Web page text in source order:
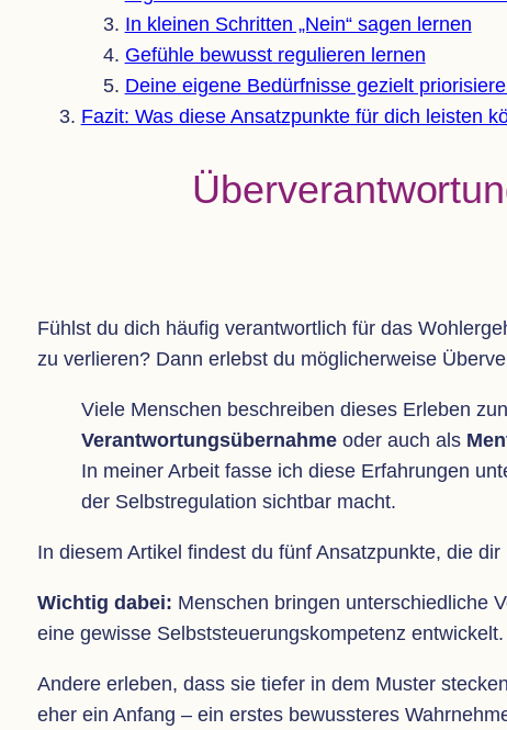
In klei­nen Schrit­ten ​„Nein“ sagen lernen
Gefühle bewusst regu­lie­ren lernen
Deine eigene Bedürf­nisse gezielt
Fazit: Was diese Ansatz­punkte für dich leis­ten
Fühlst du dich häu­fig ver­ant­wort­lich für das
zu ver­lie­ren? Dann erlebst du mög­li­cher­weise
Viele Men­schen beschrei­ben die­ses Erle­ben
Ver­ant­wor­tungs­über­nahmeoder auch als
In mei­ner Arbeit fasse ich diese Erfah­run­gen
der Selbst­re­gu­la­tion sicht­bar macht.
In die­sem Arti­kel fin­dest du fünf Ansatz­punkte, die
Wich­tig dabei: Men­schen brin­gen unter­schied­li­che
eine gewisse Selbst­steue­rungs­kom­pe­tenz
Andere erle­ben, dass sie tie­fer in dem Mus­ter
eher ein Anfang – ein ers­tes bewuss­te­res